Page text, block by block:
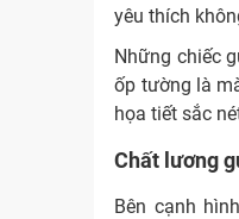
yêu thích
Những chiếc
ốp tường là
họa tiết sắc
Chất lương
Bên cạnh